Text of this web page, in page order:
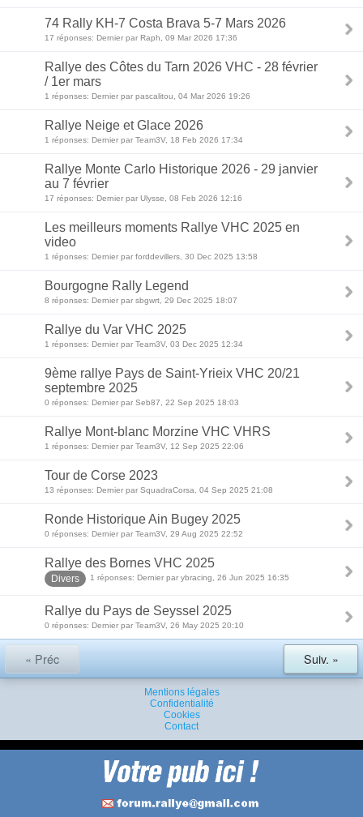
74 Rally KH-7 Costa Brava 5-7 Mars 2026
17 réponses: Dernier par Raph, 09 Mar 2026 17:36
Rallye des Côtes du Tarn 2026 VHC - 28 février
/ 1er mars
1 réponses: Dernier par pascalitou, 04 Mar 2026 19:26
Rallye Neige et Glace 2026
1 réponses: Dernier par Team3V, 18 Feb 2026 17:34
Rallye Monte Carlo Historique 2026 - 29 janvier
au 7 février
17 réponses: Dernier par Ulysse, 08 Feb 2026 12:16
Les meilleurs moments Rallye VHC 2025 en
video
1 réponses: Dernier par forddevillers, 30 Dec 2025 13:58
Bourgogne Rally Legend
8 réponses: Dernier par sbgwrt, 29 Dec 2025 18:07
Rallye du Var VHC 2025
1 réponses: Dernier par Team3V, 03 Dec 2025 12:34
9ème rallye Pays de Saint-Yrieix VHC 20/21
septembre 2025
0 réponses: Dernier par Seb87, 22 Sep 2025 18:03
Rallye Mont-blanc Morzine VHC VHRS
1 réponses: Dernier par Team3V, 12 Sep 2025 22:06
Tour de Corse 2023
13 réponses: Dernier par SquadraCorsa, 04 Sep 2025 21:08
Ronde Historique Ain Bugey 2025
0 réponses: Dernier par Team3V, 29 Aug 2025 22:52
Rallye des Bornes VHC 2025
Divers 1 réponses: Dernier par ybracing, 26 Jun 2025 16:35
Rallye du Pays de Seyssel 2025
0 réponses: Dernier par Team3V, 26 May 2025 20:10
« Préc Suiv. »
Mentions légales
Confidentialité
Cookies
Contact